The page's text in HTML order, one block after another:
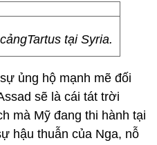
tại Syria.
ủng hộ mạnh mẽ đối
sẽ là cái tát trời
mà Mỹ đang thi hành tại
hậu thuẫn của Nga, nỗ